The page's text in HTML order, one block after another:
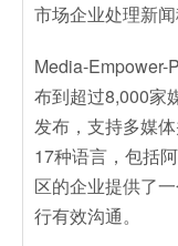
市场企业处理新闻
Media-Empower-
布到超过8,000家
发布，支持多媒
17种语言，包括
区的企业提供了
行有效沟通。